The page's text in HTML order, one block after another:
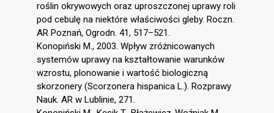
roślin okrywowych oraz uproszczonej uprawy roli
pod cebulę na niektóre właściwości gleby. Roczn.
AR Poznań, Ogrodn. 41, 517–521.
Konopiński M., 2003. Wpływ zróżnicowanych
systemów uprawy na kształtowanie warunków
wzrostu, plonowanie i wartość biologiczną
skorzonery (Scorzonera hispanica L.). Rozprawy
Nauk. AR w Lublinie, 271.